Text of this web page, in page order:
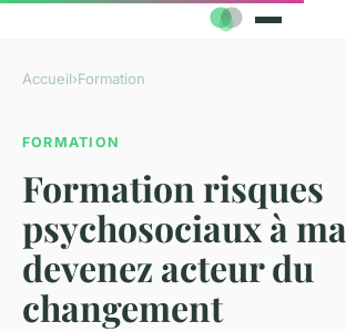
Accueil›Formation
FORMATION
Formation risques
psychosociaux à
devenez acteur du
changement